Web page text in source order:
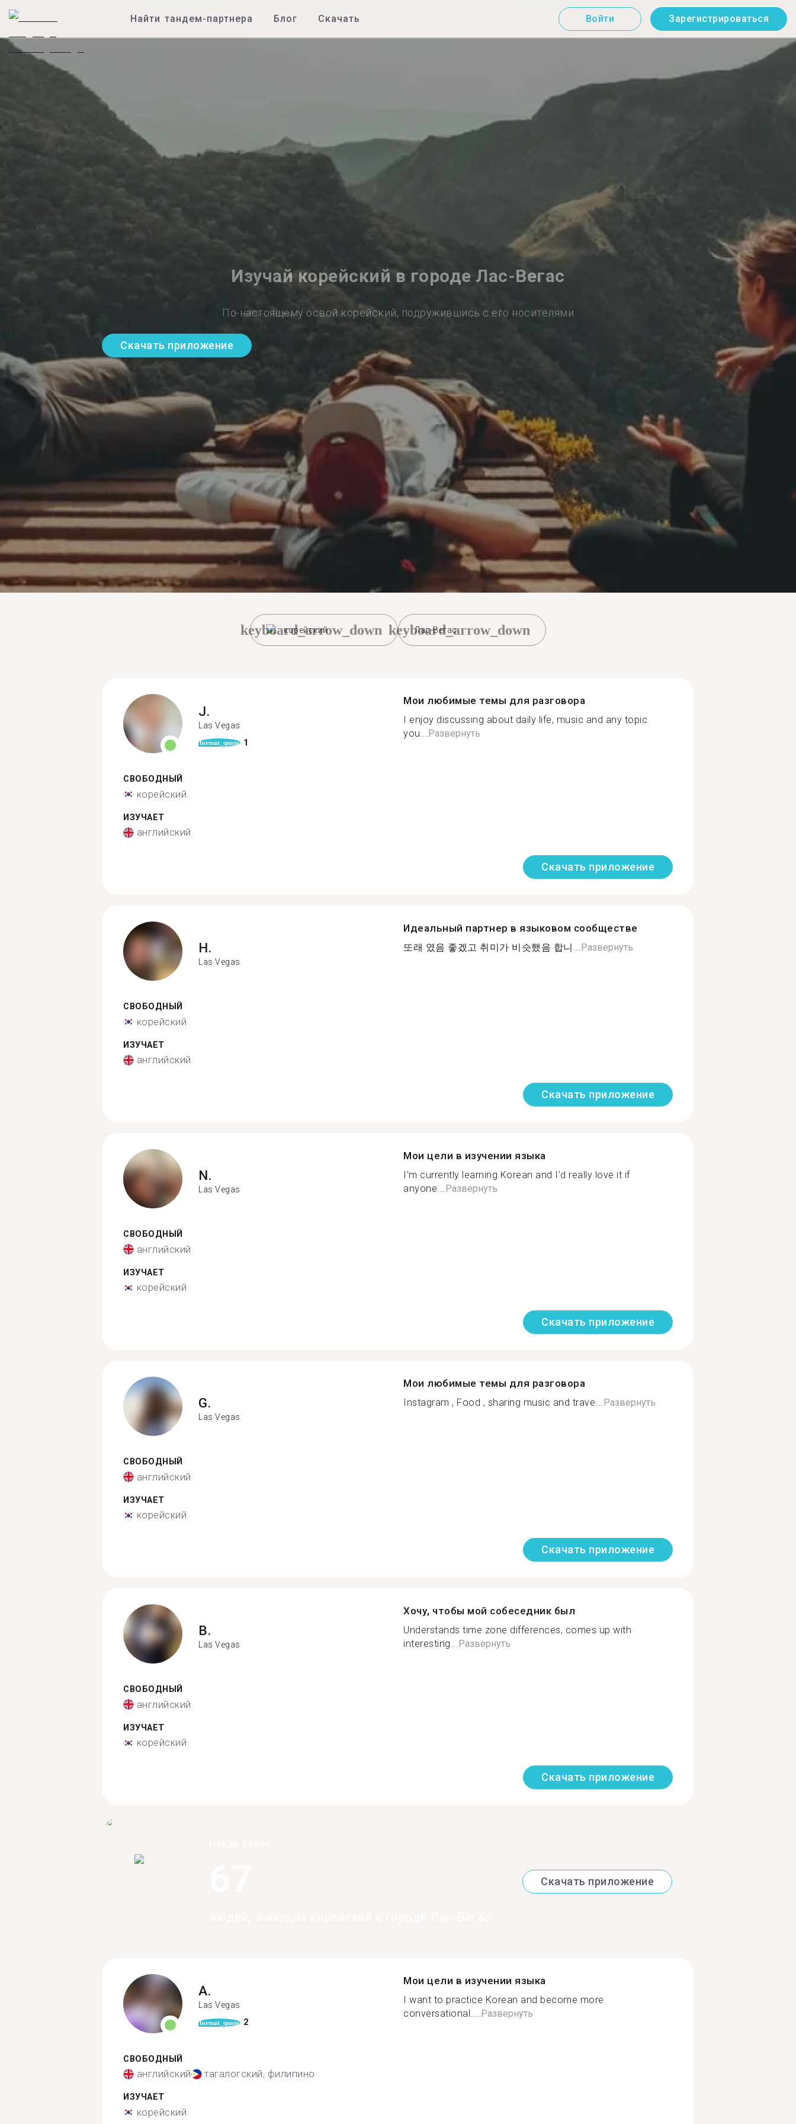
Найти тандем-партнера Блог Скачать Войти Зарегистрироваться
Изучай корейский в городе Лас-Вегас
По-настоящему освой корейский, подружившись с его носителями
Скачать приложение
корейский
keyboard_arrow_down Лас-Вегас
keyboard_arrow_down
J.
Las Vegas
format_quote 1
СВОБОДНЫЙ
корейский
ИЗУЧАЕТ
английский
Мои любимые темы для разговора
I enjoy discussing about daily life, music and any topic
you...Развернуть
Скачать приложение
H.
Las Vegas
СВОБОДНЫЙ
корейский
ИЗУЧАЕТ
английский
Идеальный партнер в языковом сообществе
또래 였음 좋겠고 취미가 비슷했음 합니...Развернуть
Скачать приложение
N.
Las Vegas
СВОБОДНЫЙ
английский
ИЗУЧАЕТ
корейский
Мои цели в изучении языка
I’m currently learning Korean and I’d really love it if
anyone...Развернуть
Скачать приложение
G.
Las Vegas
СВОБОДНЫЙ
английский
ИЗУЧАЕТ
корейский
Мои любимые темы для разговора
Instagram , Food , sharing music and trave...Развернуть
Скачать приложение
B.
Las Vegas
СВОБОДНЫЙ
английский
ИЗУЧАЕТ
корейский
Хочу, чтобы мой собеседник был
Understands time zone differences, comes up with
interesting...Развернуть
Скачать приложение
Скачать приложение
A.
Las Vegas
format_quote 2
СВОБОДНЫЙ
английский тагалогский, филипино
ИЗУЧАЕТ
корейский
Мои цели в изучении языка
I want to practice Korean and become more
conversational.... Развернуть